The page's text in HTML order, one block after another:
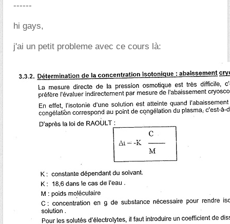
------
hi gays,
j'ai un petit probleme avec ce cours là: